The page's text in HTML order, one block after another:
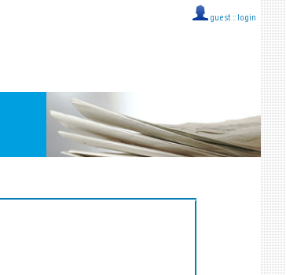
guest :: login